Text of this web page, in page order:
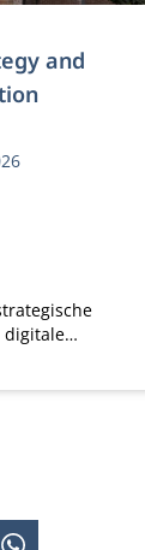
and
digitale